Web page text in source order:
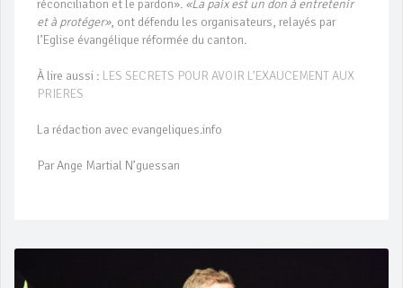
réconciliation et le pardon». «La paix est un don à entretenir
et à protéger», ont défendu les organisateurs, relayés par
l’Eglise évangélique réformée du canton.
À lire aussi : LES SECRETS POUR AVOIR L’EXAUCEMENT AUX
PRIERES
La rédaction avec evangeliques.info
Par Ange Martial N’guessan